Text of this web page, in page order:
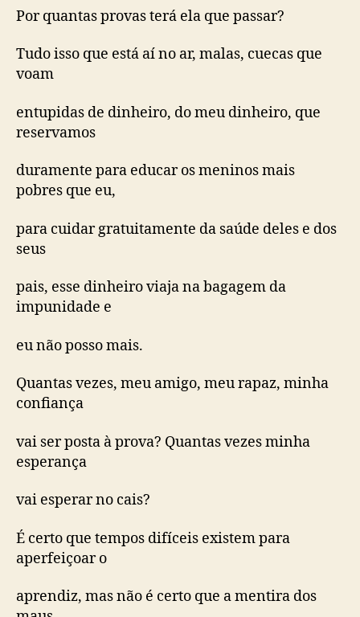
Por quantas provas terá ela que passar?
Tudo isso que está aí no ar, malas, cuecas que
voam
entupidas de dinheiro, do meu dinheiro, que
reservamos
duramente para educar os meninos mais
pobres que eu,
para cuidar gratuitamente da saúde deles e dos
seus
pais, esse dinheiro viaja na bagagem da
impunidade e
eu não posso mais.
Quantas vezes, meu amigo, meu rapaz, minha
confiança
vai ser posta à prova? Quantas vezes minha
esperança
vai esperar no cais?
É certo que tempos difíceis existem para
aperfeiçoar o
aprendiz, mas não é certo que a mentira dos